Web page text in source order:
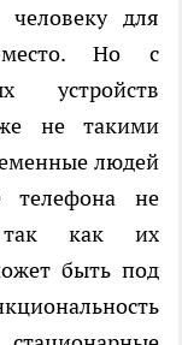
для
Но с
устройств
не такими
людей
телефона не
так как их
быть под